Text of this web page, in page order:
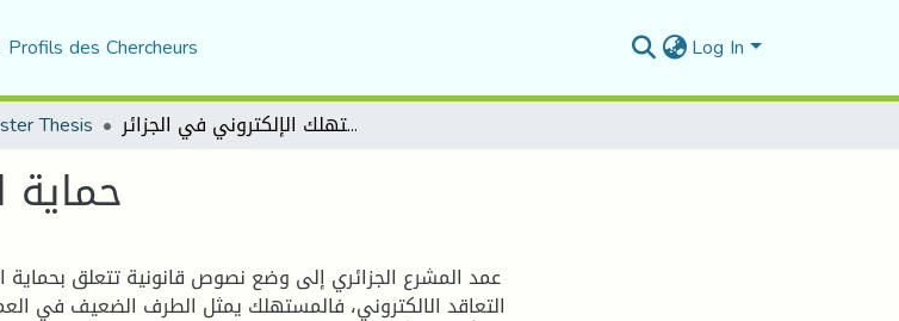
Profils des Chercheurs Log In
Thesis حماية المستهلك الإلكتروني في الجزائر
حماية
عمد المشرع الجزائري إلى وضع نصوص قانونية تتعلق
التعاقد الالكتروني، فالمستهلك يمثل الطرف الضعيف في